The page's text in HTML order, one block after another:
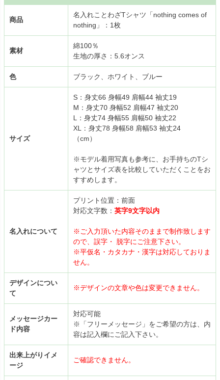
商品
名入れことわざTシャツ「nothing comes of
nothing」：1枚
素材
綿100％
生地の厚さ：5.6オンス
色 ブラック、ホワイト、ブルー
サイズ
S：身丈66 身幅49 肩幅44 袖丈19
M：身丈70 身幅52 肩幅47 袖丈20
L：身丈74 身幅55 肩幅50 袖丈22
XL：身丈78 身幅58 肩幅53 袖丈24
（cm）
※モデル着用写真も参考に、お手持ちのTシ
ャツとサイズ表を比較していただくことをお
すすめします。
名入れについて
プリント位置：前面
対応文字数： 英字9文字以内
※ご入力頂いた内容そのままで制作致します
ので、誤字・ 脱字にご注意下さい。
※平仮名・カタカナ・漢字は対応しておりま
せん。
デザインについ
て
※デザインの文章や色は変更できません。
メッセージカー
ド内容
対応可能
※「フリーメッセージ」をご希望の方は、内
容は記入欄にご記入下さい。
出来上がりイメ
ージ
ご確認できません。